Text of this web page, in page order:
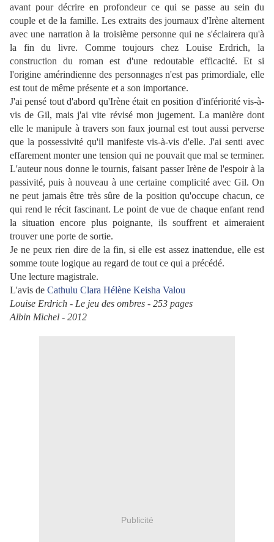
avant pour décrire en profondeur ce qui se passe au sein du
couple et de la famille. Les extraits des journaux d'Irène alternent
avec une narration à la troisième personne qui ne s'éclairera qu'à
la fin du livre. Comme toujours chez Louise Erdrich, la
construction du roman est d'une redoutable efficacité. Et si
l'origine amérindienne des personnages n'est pas primordiale, elle
est tout de même présente et a son importance.
J'ai pensé tout d'abord qu'Irène était en position d'infériorité vis-à-
vis de Gil, mais j'ai vite révisé mon jugement. La manière dont
elle le manipule à travers son faux journal est tout aussi perverse
que la possessivité qu'il manifeste vis-à-vis d'elle. J'ai senti avec
effarement monter une tension qui ne pouvait que mal se terminer.
L'auteur nous donne le tournis, faisant passer Irène de l'espoir à la
passivité, puis à nouveau à une certaine complicité avec Gil. On
ne peut jamais être très sûre de la position qu'occupe chacun, ce
qui rend le récit fascinant. Le point de vue de chaque enfant rend
la situation encore plus poignante, ils souffrent et aimeraient
trouver une porte de sortie.
Je ne peux rien dire de la fin, si elle est assez inattendue, elle est
somme toute logique au regard de tout ce qui a précédé.
Une lecture magistrale.
L'avis de Cathulu Clara Hélène Keisha Valou
Louise Erdrich - Le jeu des ombres - 253 pages
Albin Michel - 2012
Publicité